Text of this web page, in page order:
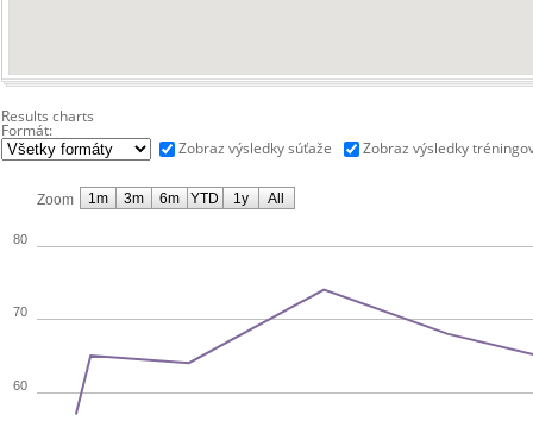
Results charts
Formát:
Zobraz výsledky súťaže
Zobraz výsledky
Zoom
60
70
80
1m 3m 6m YTD 1y All